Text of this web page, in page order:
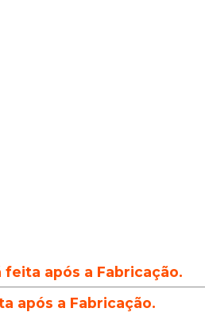
após a Fabricação.
após a Fabricação.